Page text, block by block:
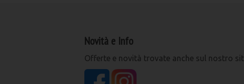
Novità e Info
Offerte e novità trovate anche sul nostro